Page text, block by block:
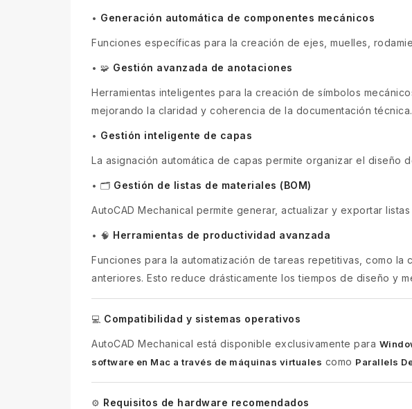
• Generación automática de componentes mecánicos
Funciones específicas para la creación de ejes, muelles,
• 🧩 Gestión avanzada de anotaciones
Herramientas inteligentes para la creación de símbolos
mejorando la claridad y coherencia de la documentación técnica.
• Gestión inteligente de capas
La asignación automática de capas permite organizar el diseño
• 🗂 Gestión de listas de materiales (BOM)
AutoCAD Mechanical permite generar, actualizar y exportar
• 🧠 Herramientas de productividad avanzada
Funciones para la automatización de tareas repetitivas, como
anteriores. Esto reduce drásticamente los tiempos de diseño y
💻 Compatibilidad y sistemas operativos
AutoCAD Mechanical está disponible exclusivamente para
software en Mac a través de máquinas virtuales como Parallels
⚙️ Requisitos de hardware recomendados